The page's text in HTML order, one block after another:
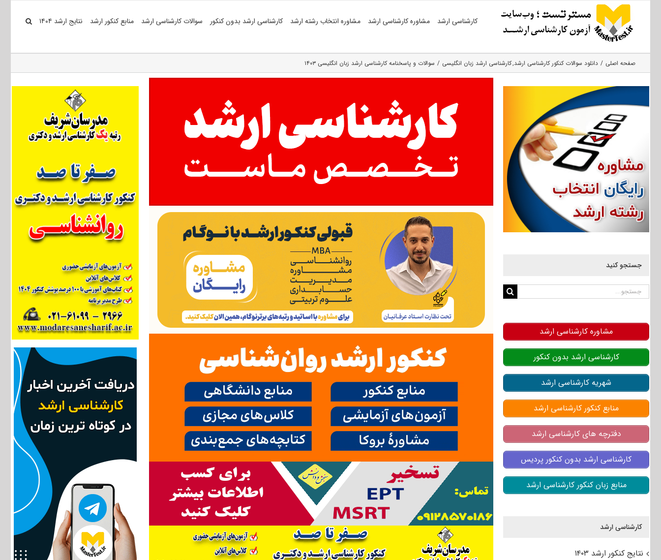
کارشناسی ارشد مشاوره کارشناسی ارشد مشاوره انتخاب رشته ارشد کارشناسی ارشد بدون کنکور سوالات کارشناسی ارشد منابع کنکور ارشد نتایج ارشد ۱۴۰۴
صفحه اصلی دانلود سوالات کنکور کارشناسی ارشد کارشناسی ارشد زبان انگلیسی سوالات و پاسخنامه کارشناسی ارشد زبان انگلیسی ۱۴۰۳
جستجو کنید
جستجو
مشاوره کارشناسی ارشد
کارشناسی ارشد بدون کنکور
شهریه کارشناسی ارشد
منابع کنکور کارشناسی ارشد
دفترچه های کارشناسی ارشد
کارشناسی ارشد بدون کنکور پردیس
منابع زبان کنکور کارشناسی ارشد
کارشناسی ارشد
نتایج کنکور ارشد ۱۴۰۳